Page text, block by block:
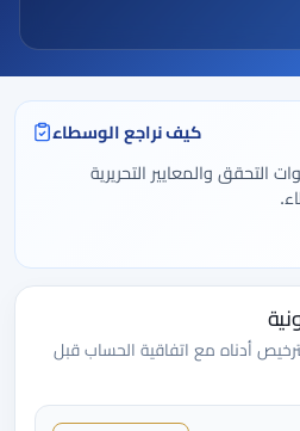
كيف نراجع الوسطاء
التحقق والمعايير التحريرية
أدناه مع اتفاقية الحساب قبل